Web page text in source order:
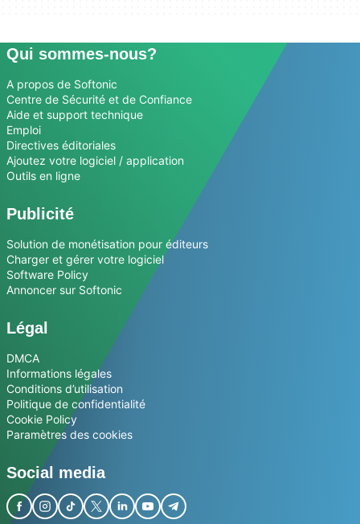
Qui sommes-nous?
A propos de Softonic
Centre de Sécurité et de Confiance
Aide et support technique
Emploi
Directives éditoriales
Ajoutez votre logiciel / application
Outils en ligne
Publicité
Solution de monétisation pour éditeurs
Charger et gérer votre logiciel
Software Policy
Annoncer sur Softonic
Légal
DMCA
Informations légales
Conditions d’utilisation
Politique de confidentialité
Cookie Policy
Paramètres des cookies
Social media